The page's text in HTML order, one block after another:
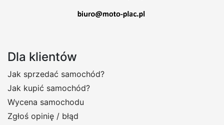
Dla klientów
Jak sprzedać samochód?
Jak kupić samochód?
Wycena samochodu
Zgłoś opinię / błąd